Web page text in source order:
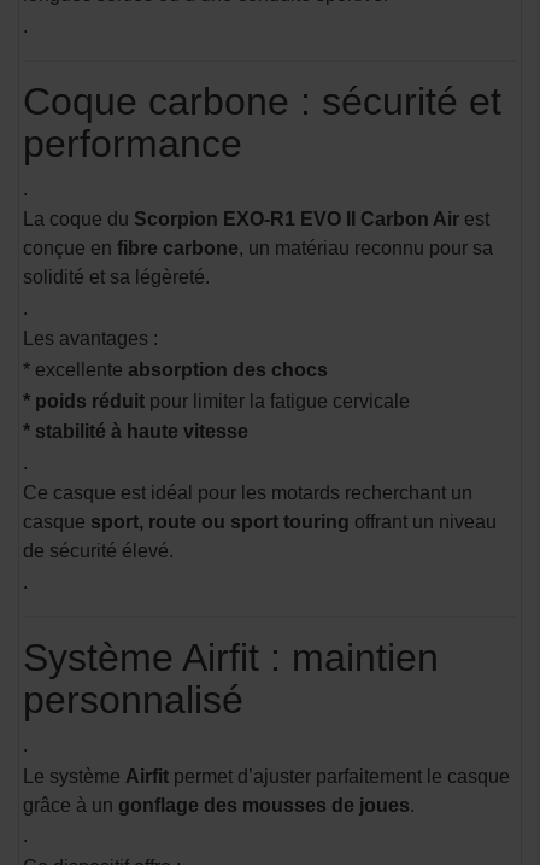
.
Coque carbone : sécurité et
performance
.
La coque du Scorpion EXO-R1 EVO II Carbon Air est
conçue en fibre carbone, un matériau reconnu pour sa
solidité et sa légèreté.
.
Les avantages :
* excellente absorption des chocs
* poids réduit pour limiter la fatigue cervicale
* stabilité à haute vitesse
.
Ce casque est idéal pour les motards recherchant un
casque sport, route ou sport touring offrant un niveau
de sécurité élevé.
.
Système Airfit : maintien
personnalisé
.
Le système Airfit permet d’ajuster parfaitement le casque
grâce à un gonflage des mousses de joues.
.